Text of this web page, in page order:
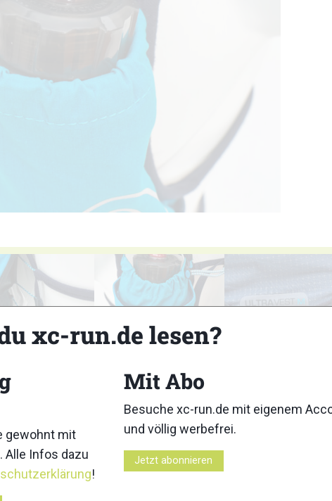
xc-run.de lesen?
gewohnt mit
Alle Infos dazu
!
Mit Abo
Besuche xc-run.de mit eigenem
und völlig werbefrei.
Jetzt abonnieren